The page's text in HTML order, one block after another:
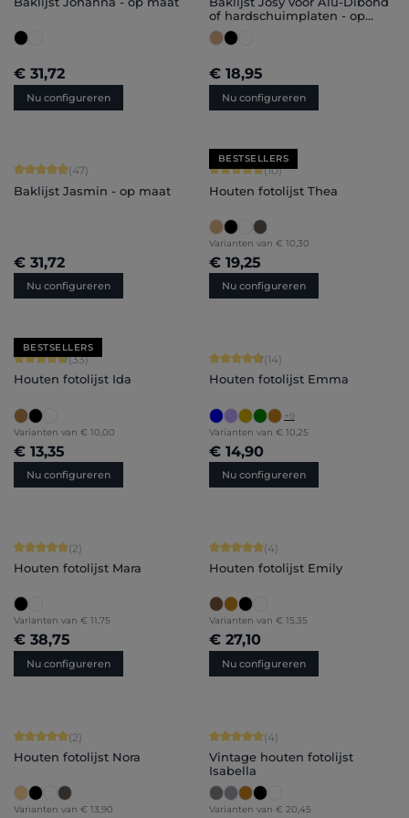
€ 31,72
Nu configureren
of hardschuimplaten - op
maat
€ 18,95
Nu configureren
Gemiddelde waardering van 4.96 van 5 sterren
(47)
Baklijst Jasmin - op maat
€ 31,72
Nu configureren
BESTSELLERS
Gemiddelde waardering van 5 van 5
(10)
Houten fotolijst Thea
Varianten van € 10,30
€ 19,25
Nu configureren
BESTSELLERS
Gemiddelde waardering van 4.79 van 5 sterren
(33)
Houten fotolijst Ida
Varianten van € 10,00
€ 13,35
Nu configureren
Gemiddelde waardering van 4.86
(14)
Houten fotolijst Emma
+9
Varianten van € 10,25
€ 14,90
Nu configureren
Gemiddelde waardering van 5 van 5 sterren
(2)
Houten fotolijst Mara
Varianten van € 11,75
€ 38,75
Nu configureren
Gemiddelde waardering van 5 van 5
(4)
Houten fotolijst Emily
Varianten van € 15,35
€ 27,10
Nu configureren
Gemiddelde waardering van 5 van 5 sterren
(2)
Houten fotolijst Nora
Varianten van € 13,90
Gemiddelde waardering van 5 van 5
(4)
Vintage houten fotolijst
Isabella
Varianten van € 20,45